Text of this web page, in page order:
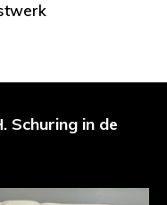
Schuring in de